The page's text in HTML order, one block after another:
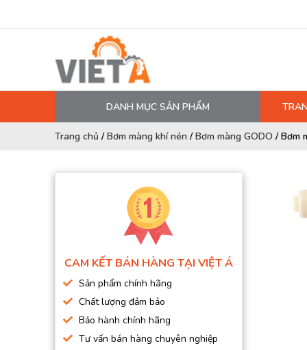
DANH MỤC SẢN PHẨM
MÁY NÉN KHÍ
DẦU MÁY NÉN KHÍ
DÂY HƠI, ỐNG HƠI
BƠM MÀNG KHÍ NÉN
BƠM HÚT CHÂN KHÔNG
BƠM ĐỊNH LƯỢNG
Trang chủ /Bơm màng khí nén /Bơm màng GODO /Bơm
CAM KẾT BÁN HÀNG TẠI VIỆT Á
Sản phẩm chính hãng
Chất lượng đảm bảo
Bảo hành chính hãng
Tư vấn bán hàng chuyên nghiệp